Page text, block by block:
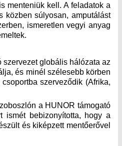
menteniük kell. A feladatok a
közben súlyosan, amputálást
ismeretlen vegyi anyag
szervezet globális hálózata az
és minél szélesebb körben
szerveződik (Afrika,
a HUNOR támogató
ismét bebizonyította, hogy a
és kiképzett mentőerővel